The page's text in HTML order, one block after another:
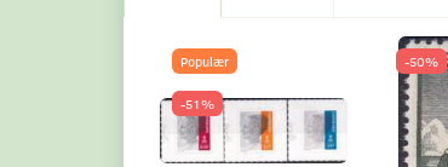
Populær
-51%
-50%